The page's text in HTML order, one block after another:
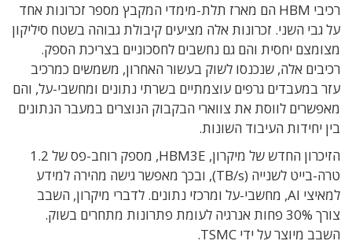
רכיבי HBM הם מארז תלת-מימדי המקבץ מספר זכרונות אחד
על גבי השני. זכרונות אלה מציעים קיבולת גבוהה בשטח סיליקון
מצומצם יחסית והם גם נחשבים לחסכוניים בצריכת הספק.
רכיבים אלה, שנכנסו לשוק בעשור האחרון, משמשים כמרכיב
עזר במעבדים גרפים עוצמתיים בשרתי נתונים ומחשבי-על, והם
מאפשרים לווסת את צווארי הבקבוק הנוצרים במעבר הנתונים
בין יחידות העיבוד השונות.
הזיכרון החדש של מיקרון, HBM3E, מספק רוחב-פס של 1.2
טרה-בייט לשנייה (TB/s), ובכך מאפשר גישה מהירה למידע
למאיצי AI, מחשבי-על ומרכזי נתונים. לדברי מיקרון, השבב
צורך 30% פחות אנרגיה לעומת פתרונות מתחרים בשוק.
השבב מיוצר על ידי TSMC.